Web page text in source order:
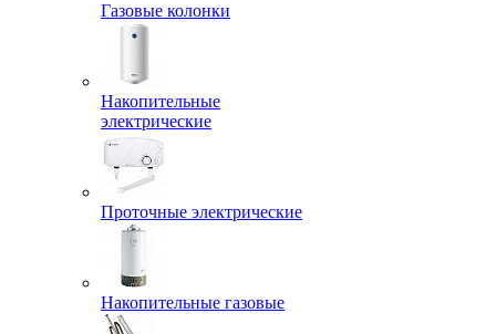
Газовые колонки
Накопительные
электрические
Проточные электрические
Накопительные газовые